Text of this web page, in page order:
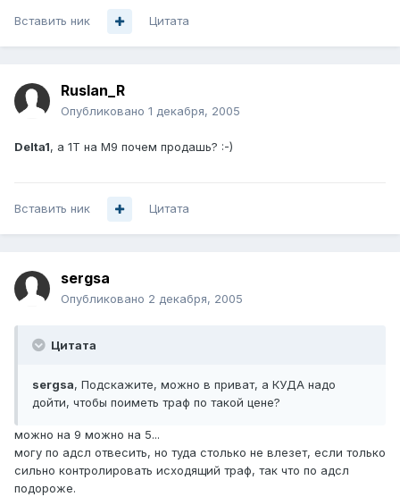
Вставить ник Цитата
Ruslan_R
Опубликовано 1 декабря, 2005
Delta1, а 1Т на М9 почем продашь? :-)
Вставить ник Цитата
sergsa
Опубликовано 2 декабря, 2005
Цитата
sergsa, Подскажите, можно в приват, а КУДА надо
дойти, чтобы поиметь траф по такой цене?
можно на 9 можно на 5...
могу по адсл отвесить, но туда столько не влезет, если только
сильно контролировать исходящий траф, так что по адсл
подороже.